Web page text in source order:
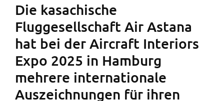
Die kasachische
Fluggesellschaft Air Astana
hat bei der Aircraft Interiors
Expo 2025 in Hamburg
mehrere internationale
Auszeichnungen für ihren